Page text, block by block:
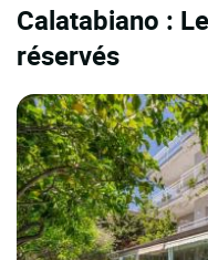
Calatabiano :
réservés